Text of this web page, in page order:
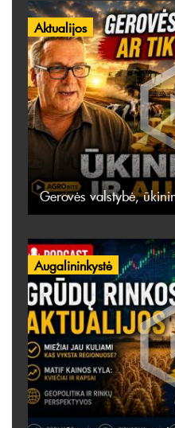
Aktualijos
Gerovės valstybė,
Augalininkystė